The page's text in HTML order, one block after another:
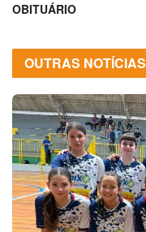
OBITUÁRIO
OUTRAS NOTÍCIAS